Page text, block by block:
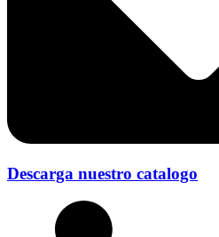
Descarga nuestro catalogo